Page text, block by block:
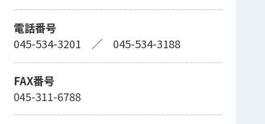
電話番号
045-534-3201 ／ 045-534-3188
FAX番号
045-311-6788